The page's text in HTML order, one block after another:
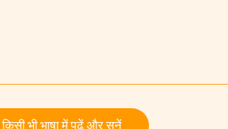
किसी भी भाषा में पढ़ें और सुनें